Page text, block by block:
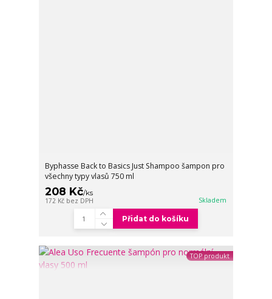
Byphasse Back to Basics Just Shampoo šampon pro
všechny typy vlasů 750 ml
208 Kč/ks
172 Kč bez DPH Skladem
Přidat do košíku
TOP produkt